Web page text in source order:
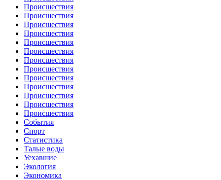
Происшествия
Происшествия
Происшествия
Происшествия
Происшествия
Происшествия
Происшествия
Происшествия
Происшествия
Происшествия
Происшествия
Происшествия
Происшествия
События
Спорт
Статистика
Талые воды
Уехавшие
Экология
Экономика